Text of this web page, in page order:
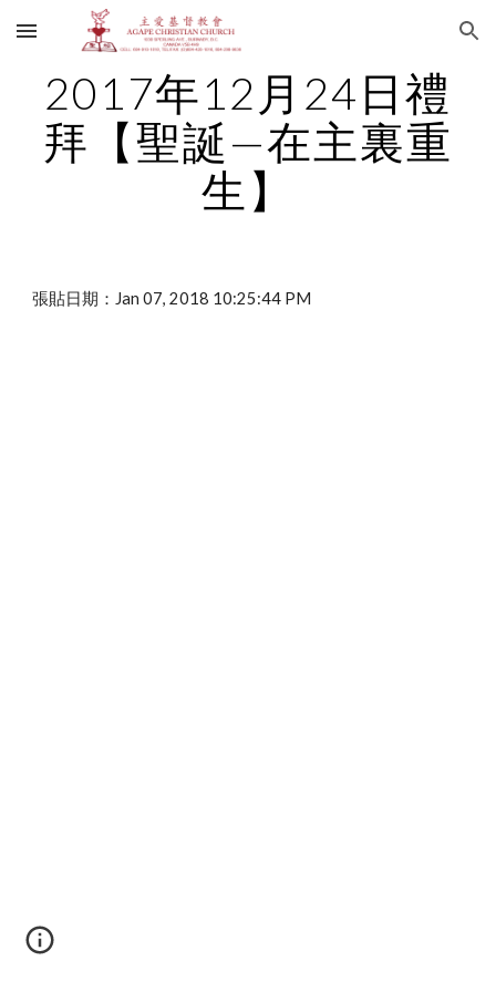
Skip to main content Skip to navigation
2017年12月24日禮
拜【聖誕—在主裏重
生】
張貼日期：Jan 07, 2018 10:25:44 PM